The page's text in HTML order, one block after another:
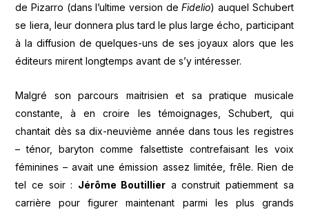
de Pizarro (dans l’ultime version deFidelio) auquel Schubert
se liera, leur donnera plus tard le plus large écho, participant
à la diffusion de quelques-uns de ses joyaux alors que les
éditeurs mirent longtemps avant de s’y intéresser.
Malgré son parcours maitrisien et sa pratique musicale
constante, à en croire les témoignages, Schubert, qui
chantait dès sa dix-neuvième année dans tous les registres
– ténor, baryton comme falsettiste contrefaisant les voix
féminines – avait une émission assez limitée, frêle. Rien de
tel ce soir : Jérôme Boutillier a construit patiemment sa
carrière pour figurer maintenant parmi les plus grands